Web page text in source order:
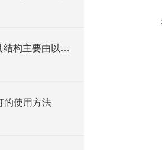
防爆挠性连接管其结构主要由以下几部分组成
的使用方法